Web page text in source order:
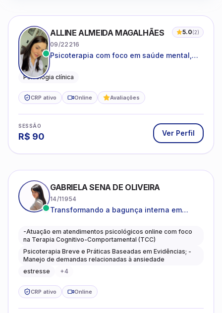
ALLINE ALMEIDA MAGALHÃES 5.0(2)
09/22216
Psicoterapia com foco em saúde mental,
adolescentes e adultos.
Psicologia clínica
CRP ativo Online Avaliações
SESSÃO
R$ 90 Ver Perfil
GABRIELA SENA DE OLIVEIRA
14/11954
Transformando a bagunça interna em
caminhos mais gentis para se viver.
-Atuação em atendimentos psicológicos online com foco
na Terapia Cognitivo-Comportamental (TCC)
Psicoterapia Breve e Práticas Baseadas em Evidências; -
Manejo de demandas relacionadas à ansiedade
estresse
+4
CRP ativo Online